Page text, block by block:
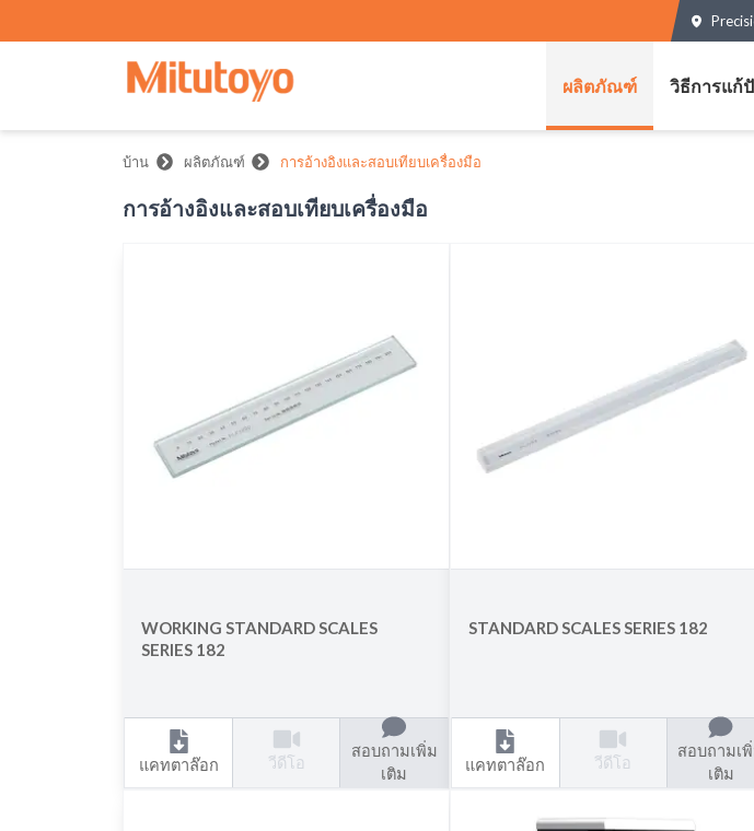
ผลิตภัณฑ์ วิธีการแก้
บ้าน ผลิตภัณฑ์ การอ้างอิงและสอบเทียบเครื่องมือ
การอ้างอิงและสอบเทียบเครื่องมือ
WORKING STANDARD SCALES
SERIES 182
แคทตาล๊อก วีดีโอ
สอบถามเพิ่ม
เติม
STANDARD SCALES SERIES 182
แคทตาล๊อก วีดีโอ
สอบถามเ
เติม